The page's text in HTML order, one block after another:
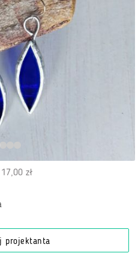
zł
projektanta